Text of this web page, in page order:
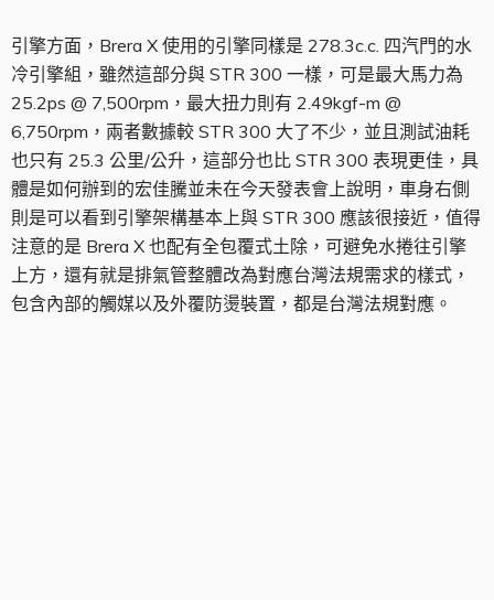
引擎方面，Brera X 使用的引擎同樣是 278.3c.c. 四汽門的水
冷引擎組，雖然這部分與 STR 300 一樣，可是最大馬力為
25.2ps @ 7,500rpm，最大扭力則有 2.49kgf-m @
6,750rpm，兩者數據較 STR 300 大了不少，並且測試油耗
也只有 25.3 公里/公升，這部分也比 STR 300 表現更佳，具
體是如何辦到的宏佳騰並未在今天發表會上說明，車身右側
則是可以看到引擎架構基本上與 STR 300 應該很接近，值得
注意的是 Brera X 也配有全包覆式土除，可避免水捲往引擎
上方，還有就是排氣管整體改為對應台灣法規需求的樣式，
包含內部的觸媒以及外覆防燙裝置，都是台灣法規對應。